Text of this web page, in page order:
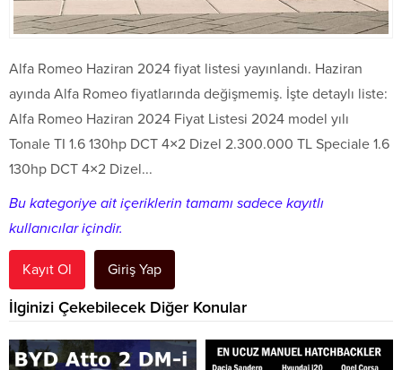
Alfa Romeo Haziran 2024 fiyat listesi yayınlandı. Haziran
ayında Alfa Romeo fiyatlarında değişmemiş. İşte detaylı liste:
Alfa Romeo Haziran 2024 Fiyat Listesi 2024 model yılı
Tonale TI 1.6 130hp DCT 4×2 Dizel 2.300.000 TL Speciale 1.6
130hp DCT 4×2 Dizel...
Bu kategoriye ait içeriklerin tamamı sadece kayıtlı
kullanıcılar içindir.
Kayıt Ol Giriş Yap
İlginizi Çekebilecek Diğer Konular